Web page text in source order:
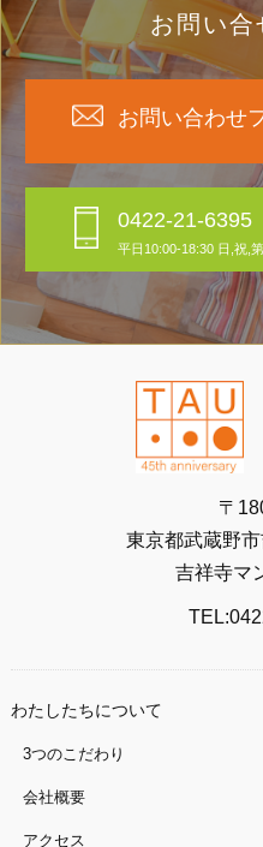
お問い合
お問い合わせ
0422-21-6395
平日10:00-18:30 日,祝,
〒
東京都武蔵野
吉祥寺マ
わたしたちについて
3つのこだわり
会社概要
アクセス